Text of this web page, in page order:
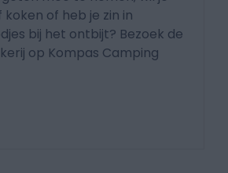
of heb je zin in
bij het ontbijt? Bezoek de
op Kompas Camping